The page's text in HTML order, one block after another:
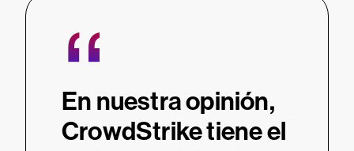
“
En nuestra opinión,
CrowdStrike tiene el